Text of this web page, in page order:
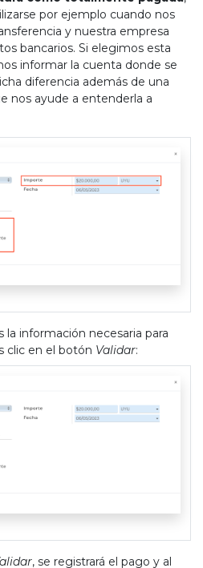
por ejemplo cuando nos
y nuestra empresa
bancarios. Si elegimos esta
informar la cuenta donde se
diferencia además de una
nos ayude a entenderla a
información necesaria para
clic en el botón Validar:
, se registrará el pago y al